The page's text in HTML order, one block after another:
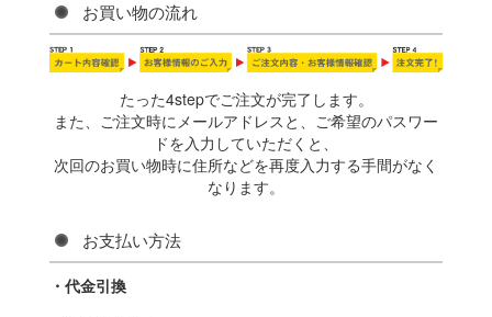
お買い物の流れ
たった4stepでご注文が完了します。
また、ご注文時にメールアドレスと、ご希望のパスワー
ドを入力していただくと、
次回のお買い物時に住所などを再度入力する手間がなく
なります。
お支払い方法
・代金引換